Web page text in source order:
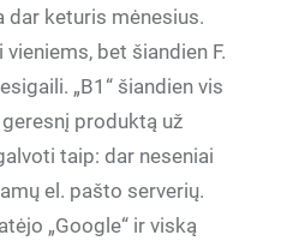
dar keturis mėnesius.
bet šiandien F.
„B1“ šiandien vis
produktą už
taip: dar neseniai
el. pašto serverių.
„Google“ ir viską